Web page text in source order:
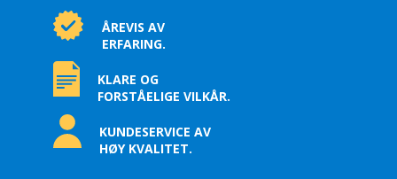
ÅREVIS AV
ERFARING.
KLARE OG
FORSTÅELIGE VILKÅR.
KUNDESERVICE AV
HØY KVALITET.